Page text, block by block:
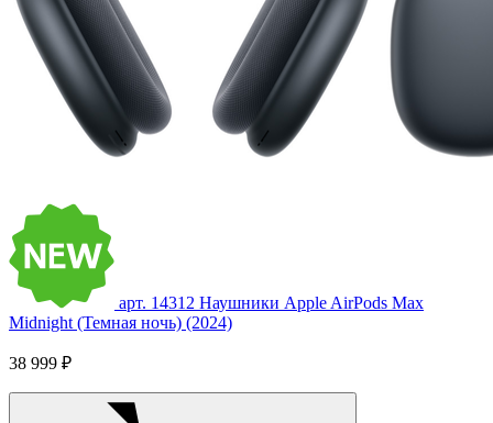
арт. 14312 Наушники Apple AirPods Max
Midnight (Темная ночь) (2024)
38 999 ₽